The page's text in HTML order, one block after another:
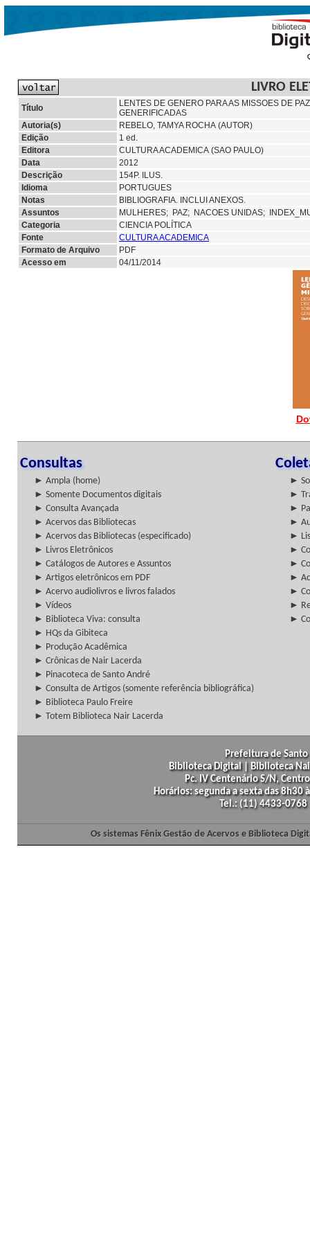
LIVRO
Título
LENTES DE GENERO PARA AS MISSOES DE
GENERIFICADAS
Autoria(s)
REBELO, TAMYA ROCHA (AUTOR)
Edição
1 ed.
Editora
CULTURA ACADEMICA (SAO PAULO)
Data
2012
Descrição
154P. ILUS.
Idioma
PORTUGUES
Notas
BIBLIOGRAFIA. INCLUI ANEXOS.
Assuntos
MULHERES; PAZ; NACOES UNIDAS;
Categoria
CIENCIA POLÍTICA
Fonte
CULTURA ACADEMICA
Formato de Arquivo
PDF
Acesso em
04/11/2014
Consultas
► Ampla (home)
►
► Somente Documentos digitais
►
► Consulta Avançada
►
► Acervos das Bibliotecas
►
► Acervos das Bibliotecas (especificado)
►
► Livros Eletrônicos
►
► Catálogos de Autores e Assuntos
►
► Artigos eletrônicos em PDF
►
► Acervo audiolivros e livros falados
►
► Vídeos
►
► Biblioteca Viva: consulta
►
► HQs da Gibiteca
► Produção Acadêmica
► Crônicas de Nair Lacerda
► Pinacoteca de Santo André
► Consulta de Artigos (somente referência bibliográfica)
► Biblioteca Paulo Freire
► Totem Biblioteca Nair Lacerda
Prefeitura de
Biblioteca Digital | Biblioteca
Pc. IV Centenário S/N,
Horários: segunda a sexta das
Tel.: (11) 4433-
Os sistemas Fênix Gestão de Acervos e Biblioteca